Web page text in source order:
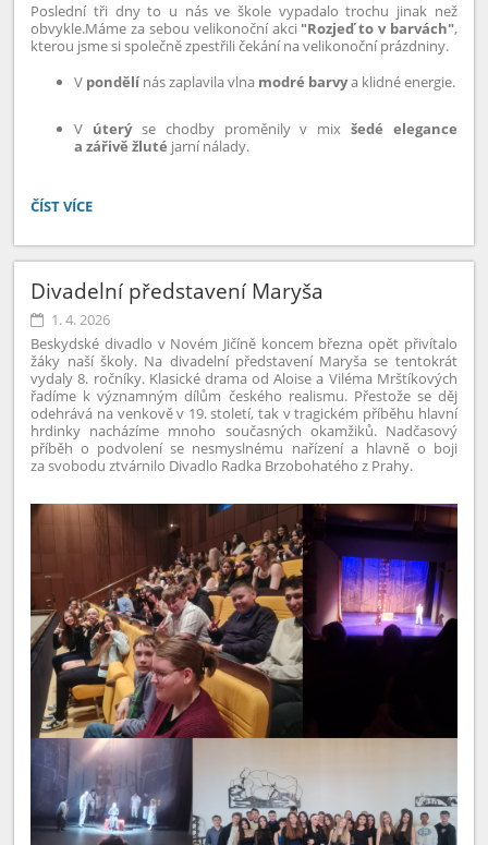
Poslední tři dny to u nás ve škole vypadalo trochu jinak než
obvykle.Máme za sebou velikonoční akci "Rozjeď to v barvách",
kterou jsme si společně zpestřili čekání na velikonoční prázdniny.
V pondělí nás zaplavila vlna modré barvya klidné energie.
V úterý se chodby proměnily v mix šedé elegance
a zářivě žluté jarní nálady.
VELIKONOČNÍ
DNY
ANEB
"ROZJEĎ
TO
V
BARVÁCH"!:
ČÍST VÍCE
Divadelní představení Maryša
1. 4. 2026
Beskydské divadlo v Novém Jičíně koncem března opět přivítalo
žáky naší školy. Na divadelní představení Maryša se tentokrát
vydaly 8. ročníky. Klasické drama od Aloise a Viléma Mrštíkových
řadíme k významným dílům českého realismu. Přestože se děj
odehrává na venkově v 19. století, tak v tragickém příběhu hlavní
hrdinky nacházíme mnoho současných okamžiků. Nadčasový
příběh o podvolení se nesmyslnému nařízení a hlavně o boji
za svobodu ztvárnilo Divadlo Radka Brzobohatého z Prahy.